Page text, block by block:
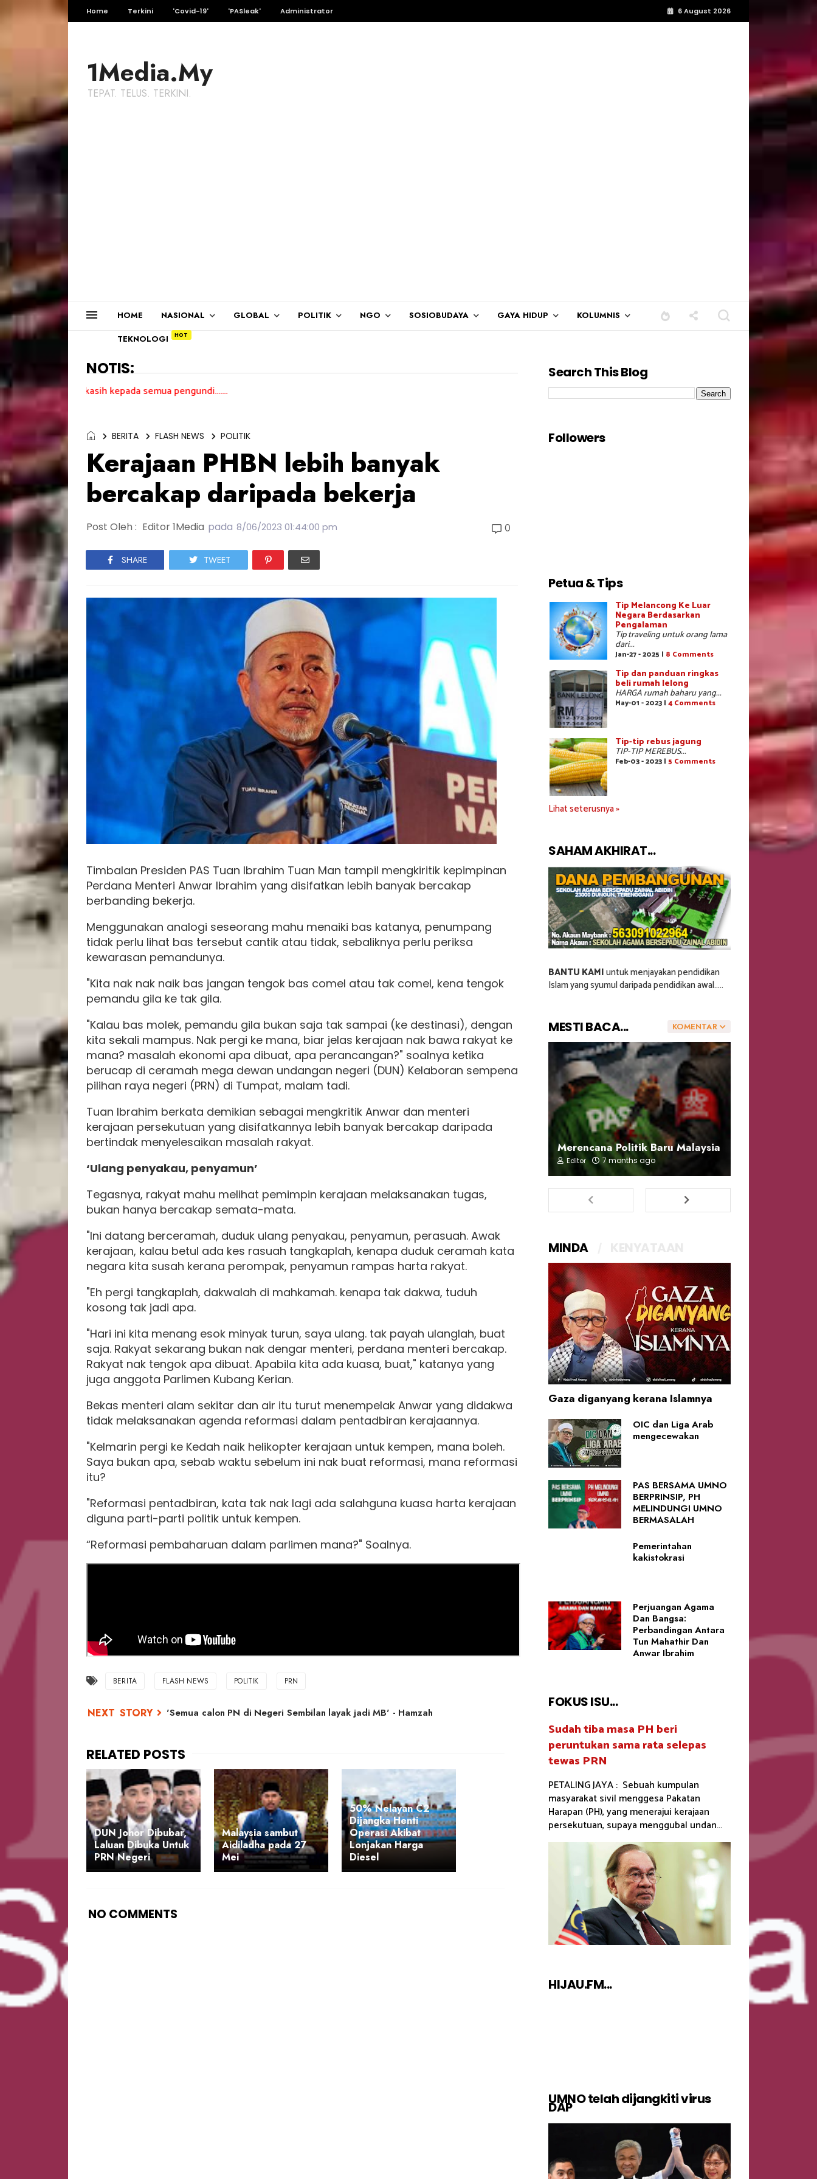
Home Terkini 'Covid-19' 'PASleak' Administrator 6 August 2026
1Media.My
TEPAT. TELUS. TERKINI.
HOME NASIONAL GLOBAL POLITIK NGO SOSIOBUDAYA GAYA HIDUP KOLUMNIS
TEKNOLOGI
NOTIS:
kasih kepada semua pengundi.......
BERITA FLASH NEWS POLITIK
Kerajaan PHBN lebih banyak
bercakap daripada bekerja
Post Oleh : Editor 1Media pada 8/06/2023 01:44:00 pm 0
SHARE TWEET
Timbalan Presiden PAS Tuan Ibrahim Tuan Man tampil mengkiritik kepimpinan
Perdana Menteri Anwar Ibrahim yang disifatkan lebih banyak bercakap
berbanding bekerja.
Menggunakan analogi seseorang mahu menaiki bas katanya, penumpang
tidak perlu lihat bas tersebut cantik atau tidak, sebaliknya perlu periksa
kewarasan pemandunya.
"Kita nak nak naik bas jangan tengok bas comel atau tak comel, kena tengok
pemandu gila ke tak gila.
"Kalau bas molek, pemandu gila bukan saja tak sampai (ke destinasi), dengan
kita sekali mampus. Nak pergi ke mana, biar jelas kerajaan nak bawa rakyat ke
mana? masalah ekonomi apa dibuat, apa perancangan?" soalnya ketika
berucap di ceramah mega dewan undangan negeri (DUN) Kelaboran sempena
pilihan raya negeri (PRN) di Tumpat, malam tadi.
Tuan Ibrahim berkata demikian sebagai mengkritik Anwar dan menteri
kerajaan persekutuan yang disifatkannya lebih banyak bercakap daripada
bertindak menyelesaikan masalah rakyat.
‘Ulang penyakau, penyamun’
Tegasnya, rakyat mahu melihat pemimpin kerajaan melaksanakan tugas,
bukan hanya bercakap semata-mata.
"Ini datang berceramah, duduk ulang penyakau, penyamun, perasuah. Awak
kerajaan, kalau betul ada kes rasuah tangkaplah, kenapa duduk ceramah kata
negara kita susah kerana perompak, penyamun rampas harta rakyat.
"Eh pergi tangkaplah, dakwalah di mahkamah. kenapa tak dakwa, tuduh
kosong tak jadi apa.
"Hari ini kita menang esok minyak turun, saya ulang. tak payah ulanglah, buat
saja. Rakyat sekarang bukan nak dengar menteri, perdana menteri bercakap.
Rakyat nak tengok apa dibuat. Apabila kita ada kuasa, buat," katanya yang
juga anggota Parlimen Kubang Kerian.
Bekas menteri alam sekitar dan air itu turut menempelak Anwar yang didakwa
tidak melaksanakan agenda reformasi dalam pentadbiran kerajaannya.
"Kelmarin pergi ke Kedah naik helikopter kerajaan untuk kempen, mana boleh.
Saya bukan apa, sebab waktu sebelum ini nak buat reformasi, mana reformasi
itu?
"Reformasi pentadbiran, kata tak nak lagi ada salahguna kuasa harta kerajaan
diguna parti-parti politik untuk kempen.
“Reformasi pembaharuan dalam parlimen mana?" Soalnya.
BERITA FLASH NEWS POLITIK PRN
'Semua calon PN di Negeri Sembilan layak jadi MB' - Hamzah
DUN Johor Dibubar,
Laluan Dibuka Untuk
PRN Negeri
Malaysia sambut
Aidiladha pada 27
Mei
50% Nelayan C2
Dijangka Henti
Operasi Akibat
Lonjakan Harga
Diesel
NO COMMENTS
Search This Blog
Followers
Petua & Tips
Tip Melancong Ke Luar
Negara Berdasarkan
Pengalaman
Tip traveling untuk orang lama
dari...
Jan-27 - 2025 | 8 Comments
Tip dan panduan ringkas
beli rumah lelong
HARGA rumah baharu yang...
May-01 - 2023 | 4 Comments
Tip-tip rebus jagung
TIP-TIP MEREBUS...
Feb-03 - 2023 | 5 Comments
Lihat seterusnya »
SAHAM AKHIRAT...
BANTU KAMIuntuk menjayakan pendidikan
Islam yang syumul daripada pendidikan awal.....
KOMENTAR
MESTI BACA...
Merencana Politik Baru Malaysia
Editor 7 months ago
MINDA
Gaza diganyang kerana Islamnya
OIC dan Liga Arab
mengecewakan
PAS BERSAMA UMNO
BERPRINSIP, PH
MELINDUNGI UMNO
BERMASALAH
Pemerintahan
kakistokrasi
Perjuangan Agama
Dan Bangsa:
Perbandingan Antara
Tun Mahathir Dan
Anwar Ibrahim
FOKUS ISU...
Sudah tiba masa PH beri
peruntukan sama rata selepas
tewas PRN
PETALING JAYA : Sebuah kumpulan
masyarakat sivil menggesa Pakatan
Harapan (PH), yang menerajui kerajaan
persekutuan, supaya menggubal undan...
HIJAU.FM...
UMNO telah dijangkiti virus
DAP